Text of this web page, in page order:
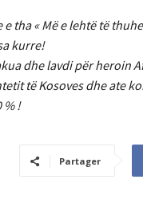
tha « Më e lehtë të
kurre!
dhe lavdi për heroin
të Kosoves dhe ate
% !
Partager